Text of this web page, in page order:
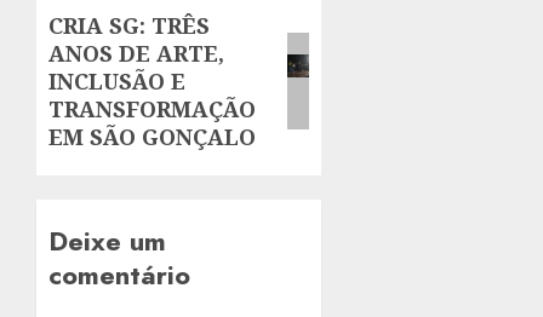
Next
post:
CRIA SG: TRÊS
ANOS DE ARTE,
INCLUSÃO E
TRANSFORMAÇÃO
EM SÃO GONÇALO
Deixe um
comentário